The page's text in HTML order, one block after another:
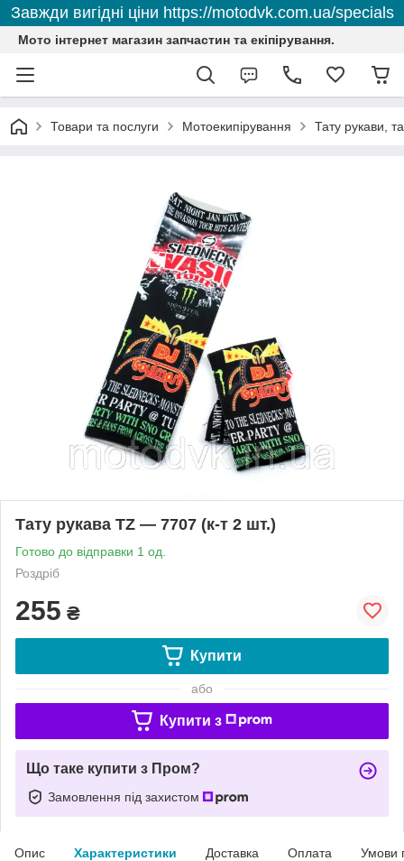
Завжди вигідні ціни https://motodvk.com.ua/specials
Мото інтернет магазин запчастин та екіпірування.
Товари та послуги Мотоекипірування Тату рукави,
Тату рукава TZ — 7707 (к-т 2 шт.)
Готово до відправки 1 од.
Роздріб
255 ₴
Купити
або
Купити з
Що таке купити з Пром?
Замовлення під захистом
Опис Характеристики Доставка Оплата Умови